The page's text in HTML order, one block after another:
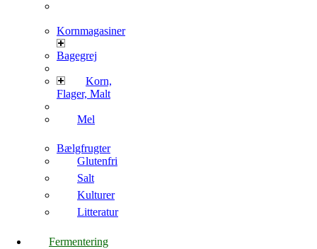
Kornmagasiner
Bagegrej
Korn,
Flager, Malt
Mel
Bælgfrugter
Glutenfri
Salt
Kulturer
Litteratur
Fermentering